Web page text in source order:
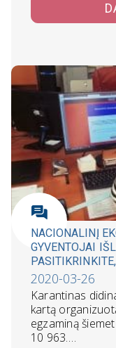
NACIONALINĮ
GYVENTOJAI
LENGVIAUSIĄ
2020-03-26
Karantinas
kartą
egzaminą
10 963.…